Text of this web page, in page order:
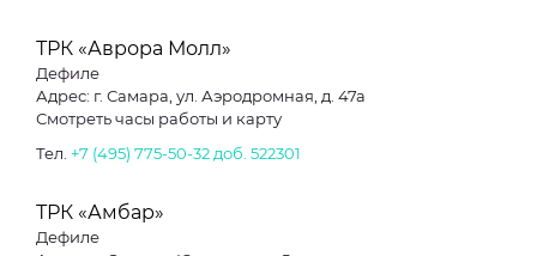
ТРК «Аврора Молл»
Дефиле
Адрес: г. Самара, ул. Аэродромная, д. 47а
Смотреть часы работы и карту
Тел. +7 (495) 775-50-32 доб. 522301
ТРК «Амбар»
Дефиле